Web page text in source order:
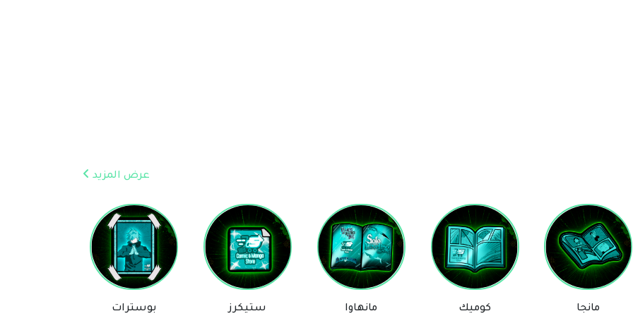
عرض المزيد
كوميك مانهاوا ستيكرز بوسترات روايات مساعد Comic & Manga Store